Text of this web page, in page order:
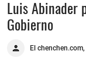
Luis Abinader
Gobierno
El